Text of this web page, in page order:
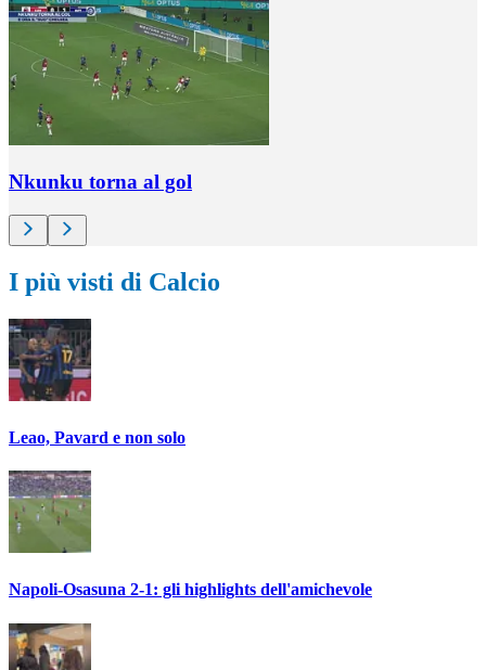
Nkunku torna al gol
I più visti di Calcio
Leao, Pavard e non solo
Napoli-Osasuna 2-1: gli highlights dell'amichevole